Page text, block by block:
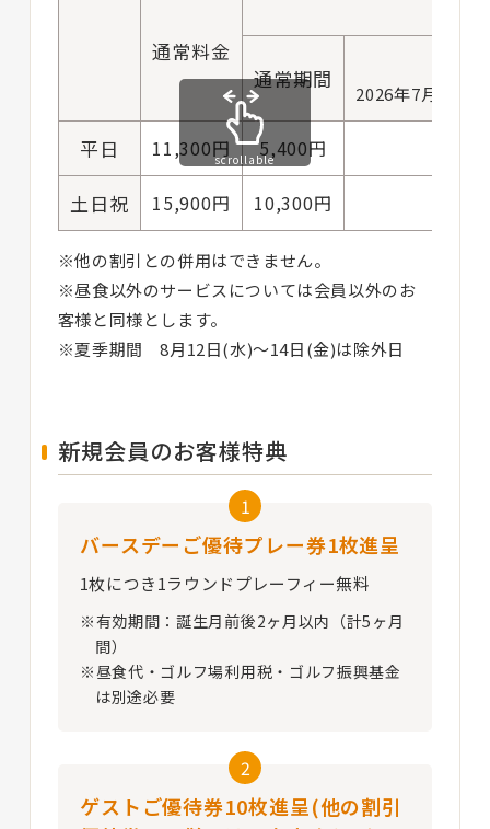
通常料金
通常期間
2026年7月1日(
平日 11,300円 5,400円
土日祝 15,900円 10,300円
scrollable
※他の割引との併用はできません。
※昼食以外のサービスについては会員以外のお
客様と同様とします。
※夏季期間 8月12日(水)〜14日(金)は除外日
新規会員のお客様特典
1
バースデーご優待プレー券1枚進呈
1枚につき1ラウンドプレーフィー無料
※有効期間：誕生月前後2ヶ月以内（計5ヶ月
間）
※昼食代・ゴルフ場利用税・ゴルフ振興基金
は別途必要
2
ゲストご優待券10枚進呈(他の割引